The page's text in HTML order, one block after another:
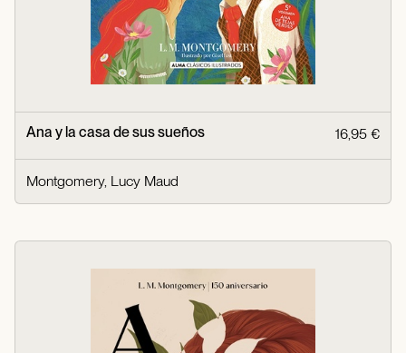
Ana y la casa de sus sueños 16,95 €
Montgomery, Lucy Maud